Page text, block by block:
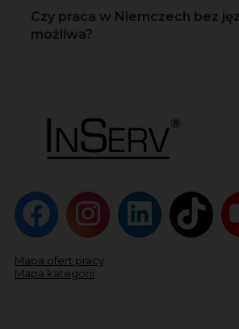
Czy praca w Niemczech bez
możliwa?
Mapa ofert pracy
Mapa kategorii